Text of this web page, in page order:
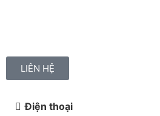
LIÊN HỆ
Điện thoại